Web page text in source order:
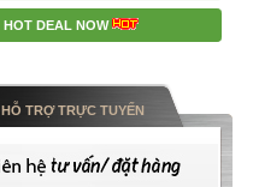
HOT DEAL NOW
HỖ TRỢ TRỰC TUYẾN